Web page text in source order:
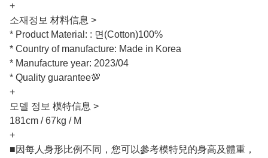
+
소재정보 材料信息 >
* Product Material: : 면(Cotton)100%
* Country of manufacture: Made in Korea
* Manufacture year: 2023/04
* Quality guarantee💯
+
모델 정보 模特信息 >
181cm / 67kg / M
+
■因每人身形比例不同，您可以參考模特兒的身高及體重，